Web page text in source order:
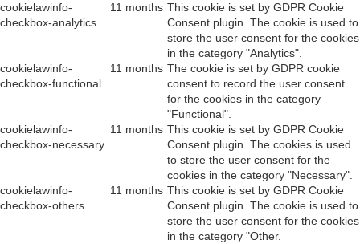
cookielawinfo-
checkbox-analytics
11 months This cookie is set by GDPR Cookie
Consent plugin. The cookie is used to
store the user consent for the cookies
in the category "Analytics".
cookielawinfo-
checkbox-functional
11 months The cookie is set by GDPR cookie
consent to record the user consent
for the cookies in the category
"Functional".
cookielawinfo-
checkbox-necessary
11 months This cookie is set by GDPR Cookie
Consent plugin. The cookies is used
to store the user consent for the
cookies in the category "Necessary".
cookielawinfo-
checkbox-others
11 months This cookie is set by GDPR Cookie
Consent plugin. The cookie is used to
store the user consent for the cookies
in the category "Other.